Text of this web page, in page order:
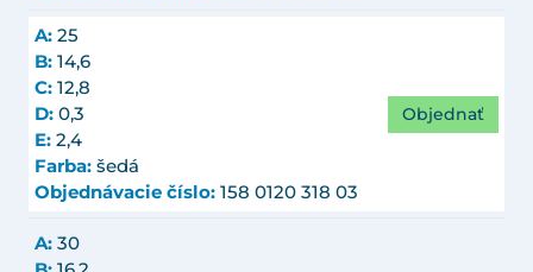
A: 25
B: 14,6
C: 12,8
D: 0,3
E: 2,4
Farba: šedá
Objednávacie číslo: 158 0120 318 03
Objednať
A: 30